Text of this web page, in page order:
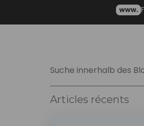
Suche innerhalb des
Articles récents